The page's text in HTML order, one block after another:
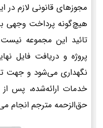
مجوزهای قانونی لازم در
هیچ‌گونه پرداخت
تائید این مجموعه
پروژه و دریافت فایل
نگهداری می‌شود و جهت
خدمات ارائه‌شده، پس
حق‌الزحمه مترجم انجام